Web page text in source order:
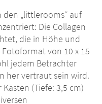
den „littlerooms“ auf
Die Collagen
die in Höhe und
von 10 x 15
jedem Betrachter
her vertraut sein wird.
(Tiefe: 3,5 cm)